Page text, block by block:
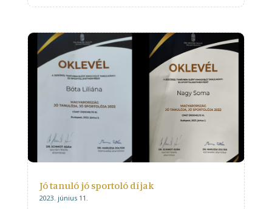
Jó tanuló jó sportoló díjak
2023. június 11.